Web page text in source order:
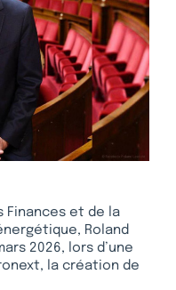
Finances et de la
Roland
2026, lors d’une
la création de